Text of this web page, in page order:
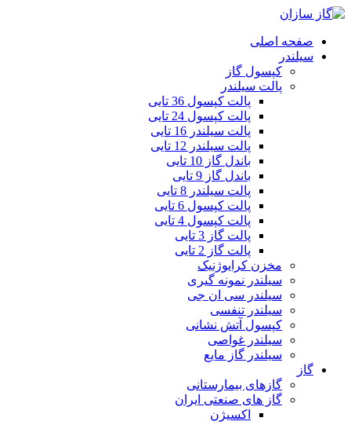
صفحه اصلی
سیلندر
کپسول گاز
پالت سیلندر
پالت کپسول 36 تایی
پالت کپسول 24 تایی
پالت سیلندر 16 تایی
پالت سیلندر 12 تایی
باندل گاز 10 تایی
باندل گاز 9 تایی
پالت سیلندر 8 تایی
پالت کپسول 6 تایی
پالت کپسول 4 تایی
پالت گاز 3 تایی
پالت گاز 2 تایی
مخزن کرایوژنیک
سیلندر نمونه گیری
سیلندر سی ان جی
سیلندر تنفسی
کپسول آتش نشانی
سیلندر غواصی
سیلندر گاز مایع
گاز
گازهای بیمارستانی
گاز های صنعتی ایران
اکسیژن